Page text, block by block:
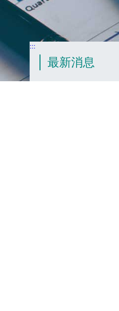
:::
最新消息